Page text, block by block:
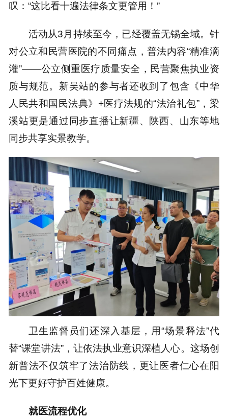
叹：“这比看十遍法律条文更管用！”
活动从3月持续至今，已经覆盖无锡全域。针
对公立和民营医院的不同痛点，普法内容“精准滴
灌”——公立侧重医疗质量安全，民营聚焦执业资
质与规范。新吴站的参与者还收到了包含《中华
人民共和国民法典》+医疗法规的“法治礼包”，梁
溪站更是通过同步直播让新疆、陕西、山东等地
同步共享实景教学。
卫生监督员们还深入基层，用“场景释法”代
替“课堂讲法”，让依法执业意识深植人心。这场创
新普法不仅筑牢了法治防线，更让医者仁心在阳
光下更好守护百姓健康。
就医流程优化